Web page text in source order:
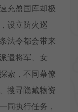
充盈国库却极
设立防火巡
法令都会带来
遣将军、女
索，不同幕僚
搜寻隐藏物资
同执行任务，